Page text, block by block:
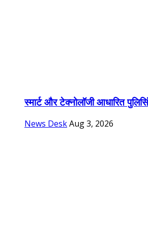
स्मार्ट और टेक्नोलॉजी आधारित
News DeskAug 3, 2026